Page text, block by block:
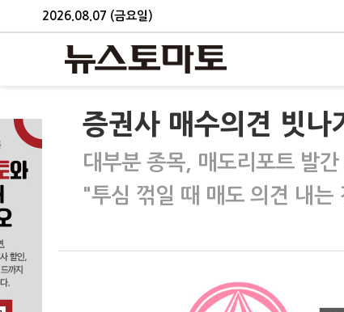
2026.08.07 (금요일)
증권사 매수의견 빗나
대부분 종목, 매도리포트 발
"투심 꺾일 때 매도 의견 내는